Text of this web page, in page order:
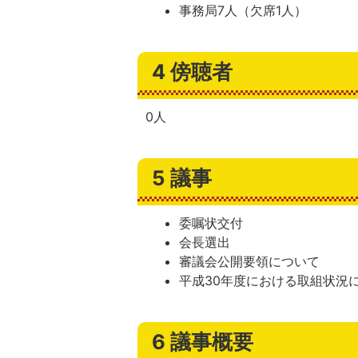
事務局7人（欠席1人）
4 傍聴者
0人
5 議事
委嘱状交付
会長選出
審議会公開要領について
平成30年度における取組状況
6 議事概要